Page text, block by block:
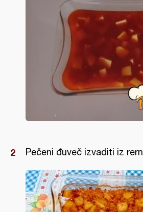
Pečeni đuveč izvaditi iz